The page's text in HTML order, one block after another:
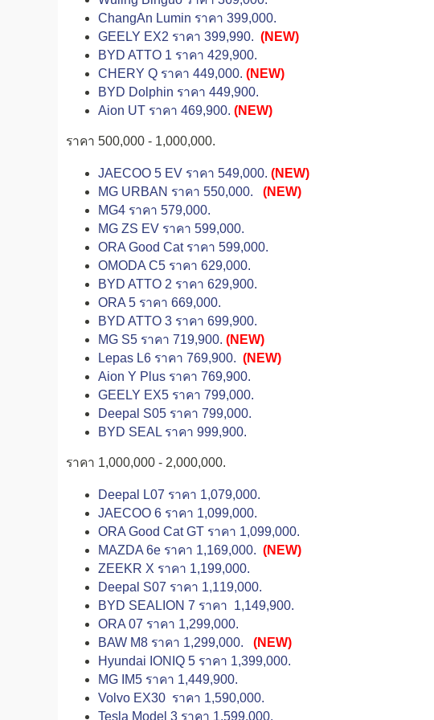
ChangAn Lumin ราคา 399,000.
GEELY EX2 ราคา 399,990. (NEW)
BYD ATTO 1 ราคา 429,900.
CHERY Q ราคา 449,000. (NEW)
BYD Dolphin ราคา 449,900.
Aion UT ราคา 469,900. (NEW)
ราคา 500,000 - 1,000,000.
JAECOO 5 EV ราคา 549,000. (NEW)
MG URBAN ราคา 550,000.
(NEW)
MG4 ราคา 579,000.
MG ZS EV ราคา 599,000.
ORA Good Cat ราคา 599,000.
OMODA C5 ราคา 629,000.
BYD ATTO 2 ราคา 629,900.
ORA 5 ราคา 669,000.
BYD ATTO 3 ราคา 699,900.
MG S5 ราคา 719,900. (NEW)
Lepas L6 ราคา 769,900. (NEW)
Aion Y Plus ราคา 769,900.
GEELY EX5 ราคา 799,000.
Deepal S05 ราคา 799,000.
BYD SEAL ราคา 999,900.
ราคา 1,000,000 - 2,000,000.
Deepal L07 ราคา 1,079,000.
JAECOO 6 ราคา 1,099,000.
ORA Good Cat GT ราคา 1,099,000.
MAZDA 6e ราคา 1,169,000. (NEW)
ZEEKR X ราคา 1,199,000.
Deepal S07 ราคา 1,119,000.
BYD SEALION 7 ราคา 1,149,900.
ORA 07 ราคา 1,299,000.
BAW M8 ราคา 1,299,000.
(NEW)
Hyundai IONIQ 5 ราคา 1,399,000.
MG IM5 ราคา 1,449,900.
Volvo EX30 ราคา 1,590,000.
Tesla Model 3 ราคา 1,599,000.